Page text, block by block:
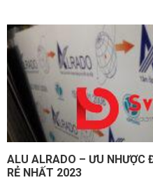
ALU ALRADO – ƯU NHƯỢC
RẺ NHẤT 2023